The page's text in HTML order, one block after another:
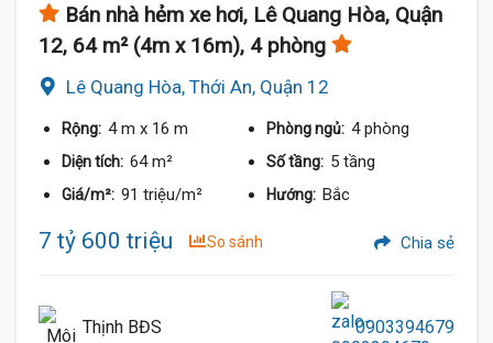
Bán nhà hẻm xe hơi, Lê Quang Hòa, Quận
12, 64 m² (4m x 16m), 4 phòng
Lê Quang Hòa, Thới An, Quận 12
Rộng: 4 m x 16 m Phòng ngủ: 4 phòng
Diện tích: 64 m² Số tầng: 5 tầng
Giá/m²: 91 triệu/m² Hướng: Bắc
7 tỷ 600 triệu So sánh Chia sẻ
Thịnh BĐS 0903394679